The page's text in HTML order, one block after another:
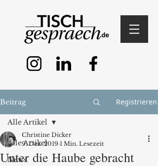
Beitrag Registrieren
Alle Artikel
News
Alle Artikel
Unter die Haube gebracht
Christine Dicker
9. Dez. 2019 1 Min. Lesezeit